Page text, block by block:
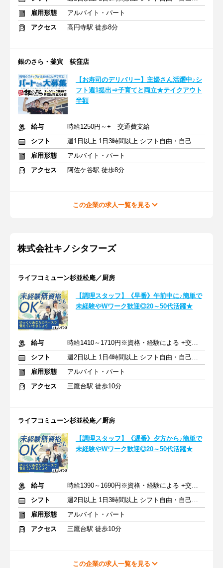
雇用形態
アルバイト・パート
アクセス
高円寺駅 徒歩8分
銀のさら・釜寅 荻窪店
【お寿司のデリバリー】主婦さん活躍中♪シ
フト週1提出⇒子育てと両立★テイクアウト
半額
給与
時給1250円～+ 交通費支給
シフト
週1日以上 1日3時間以上 シフト自由・自己申告
雇用形態
アルバイト・パート
アクセス
阿佐ケ谷駅 徒歩8分
この企業の求人一覧を見る
株式会社キノシタフーズ
ライフコミューン杉並松庵／厨房
【調理スタッフ】《早番》午前中に♪簡単で
未経験やWワーク歓迎◎20～50代活躍★
給与
時給1410～1710円※資格・経験による +交通費支給
シフト
週2日以上 1日4時間以上 シフト自由・自己申告
雇用形態
アルバイト・パート
アクセス
三鷹台駅 徒歩10分
ライフコミューン杉並松庵／厨房
【調理スタッフ】《遅番》夕方から♪簡単で
未経験やWワーク歓迎◎20～50代活躍★
給与
時給1390～1690円※資格・経験による +交通費支給
シフト
週2日以上 1日3時間以上 シフト自由・自己申告
雇用形態
アルバイト・パート
アクセス
三鷹台駅 徒歩10分
この企業の求人一覧を見る